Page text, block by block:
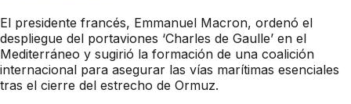
El presidente francés, Emmanuel Macron, ordenó el
despliegue del portaviones ‘Charles de Gaulle’ en el
Mediterráneo y sugirió la formación de una coalición
internacional para asegurar las vías marítimas esenciales
tras el cierre del estrecho de Ormuz.